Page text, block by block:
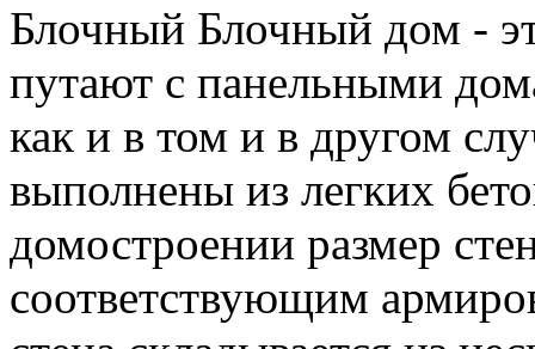
Блочный Блочный дом -
путают с панельными
как и в том и в другом
выполнены из легких
домостроении размер
соответствующим